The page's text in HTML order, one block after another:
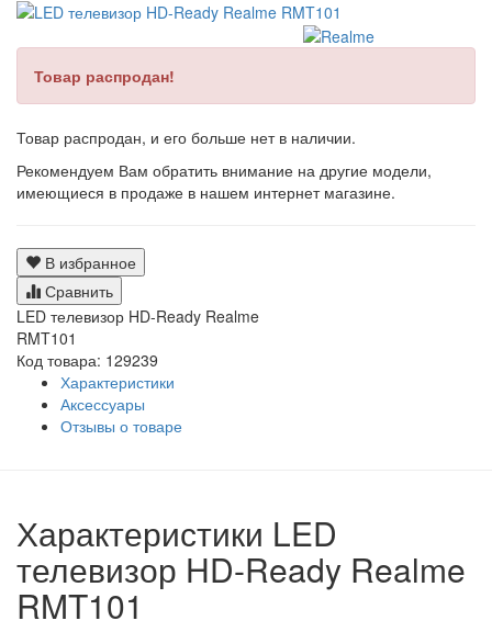
Товар распродан!
Товар распродан, и его больше нет в наличии.
Рекомендуем Вам обратить внимание на другие модели,
имеющиеся в продаже в нашем интернет магазине.
В избранное
Сравнить
LED телевизор HD-Ready Realme
RMT101
Код товара: 129239
Характеристики
Аксессуары
Отзывы о товаре
Характеристики LED
телевизор HD-Ready Realme
RMT101